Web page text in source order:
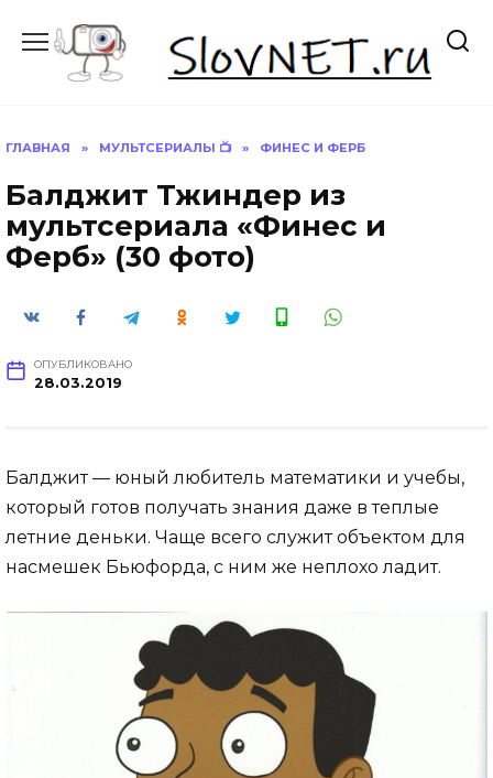
содержанию
ГЛАВНАЯ » МУЛЬТСЕРИАЛЫ 📺 » ФИНЕС И ФЕРБ
Балджит Тжиндер из
мультсериала «Финес и
Ферб» (30 фото)
ОПУБЛИКОВАНО
28.03.2019
Балджит — юный любитель математики и учебы,
который готов получать знания даже в теплые
летние деньки. Чаще всего служит объектом для
насмешек Бьюфорда, с ним же неплохо ладит.